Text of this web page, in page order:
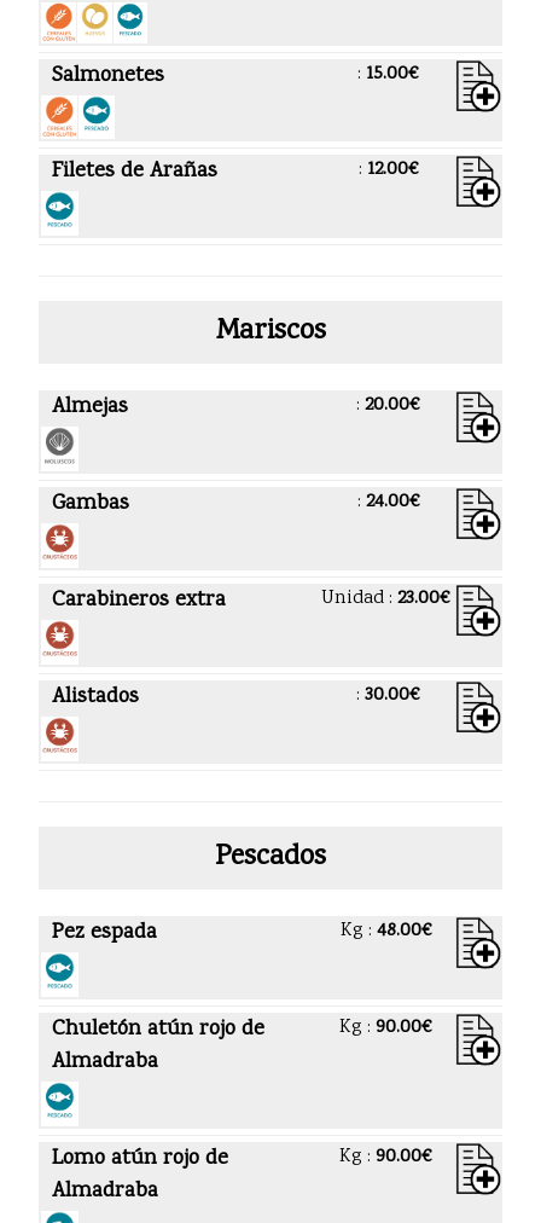
Salmonetes : 15.00€
Filetes de Arañas : 12.00€
Mariscos
Almejas : 20.00€
Gambas : 24.00€
Carabineros extra Unidad : 23.00€
Alistados : 30.00€
Pescados
Pez espada Kg : 48.00€
Chuletón atún rojo de
Almadraba
Kg : 90.00€
Lomo atún rojo de
Almadraba
Kg : 90.00€